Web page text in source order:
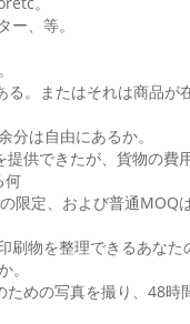
、等。
。またはそれは商品
は自由にあるか。
供できたが、貨物の費
何
限定、および普通MOQ
物を整理できるあなた
。
めの写真を撮り、48時